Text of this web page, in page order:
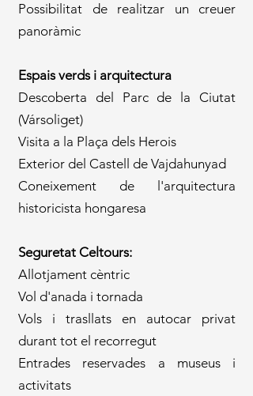
Possibilitat de realitzar un creuer
panoràmic
Espais verds i arquitectura
Descoberta del Parc de la Ciutat
(Vársoliget)
Visita a la Plaça dels Herois
Exterior del Castell de Vajdahunyad
Coneixement de l'arquitectura
historicista hongaresa
Seguretat Celtours:
Allotjament cèntric
Vol d'anada i tornada
Vols i trasllats en autocar privat
durant tot el recorregut
Entrades reservades a museus i
activitats